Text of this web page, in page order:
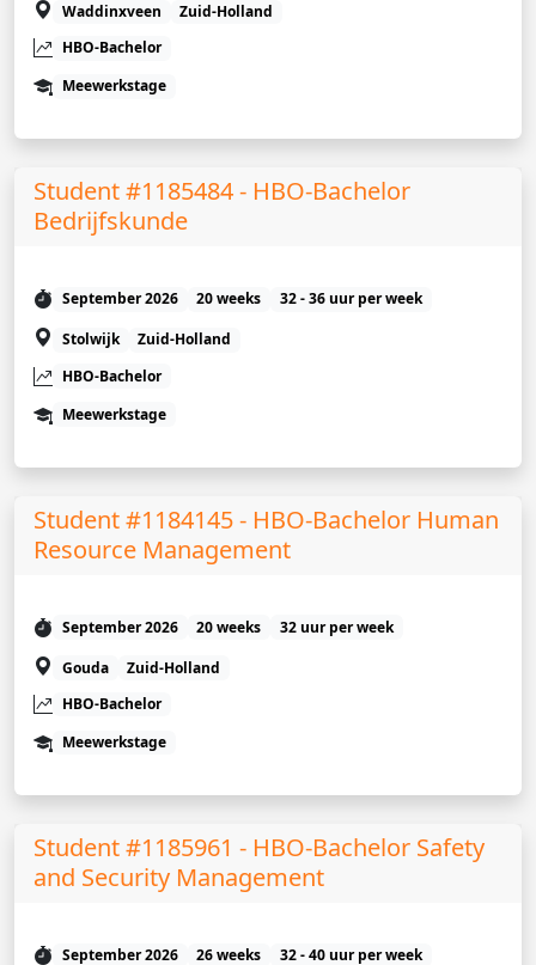
Waddinxveen
Zuid-Holland
HBO-Bachelor
Meewerkstage
Student #1185484 - HBO-Bachelor
Bedrijfskunde
September 2026 20 weeks
32 - 36 uur per week
Stolwijk
Zuid-Holland
HBO-Bachelor
Meewerkstage
Student #1184145 - HBO-Bachelor Human
Resource Management
September 2026 20 weeks
32 uur per week
Gouda
Zuid-Holland
HBO-Bachelor
Meewerkstage
Student #1185961 - HBO-Bachelor Safety
and Security Management
September 2026 26 weeks
32 - 40 uur per week